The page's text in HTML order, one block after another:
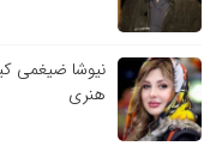
نیوشا ضیغمی
هنری